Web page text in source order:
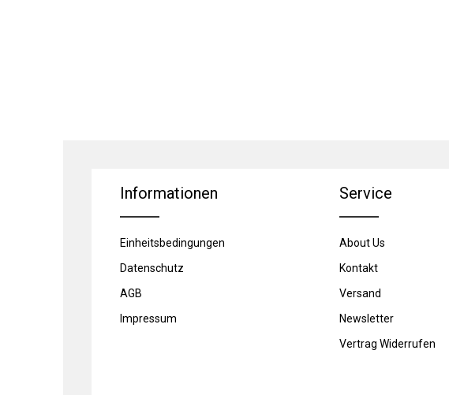
Informationen
Einheitsbedingungen
Datenschutz
AGB
Impressum
Service
About Us
Kontakt
Versand
Newsletter
Vertrag Widerrufen